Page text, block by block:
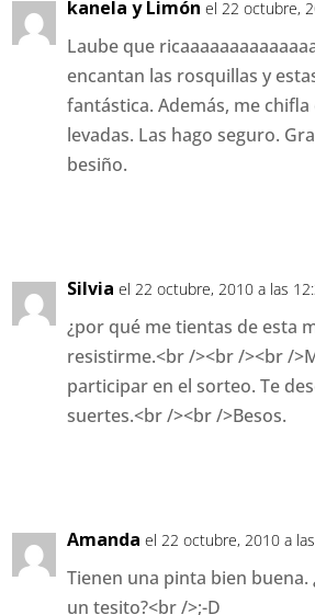
kanela y Limón el 22 octubre,
Laube que
encantan las rosquillas y
fantástica. Además, me chifla
levadas. Las hago seguro.
besiño.
Silvia el 22 octubre, 2010 a las
¿por qué me tientas de esta
resistirme.<br /><br /><br /
participar en el sorteo. Te
suertes.<br /><br />Besos.
Amanda el 22 octubre, 2010 a
Tienen una pinta bien buena.
un tesito?<br />;-D